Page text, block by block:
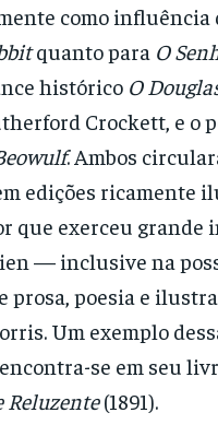
como
quanto para O
histórico O
Crockett, e o
. Ambos
edições ricamente
que exerceu grande
— inclusive na
prosa, poesia e
Um exemplo
se em seu
Reluzente(1891).